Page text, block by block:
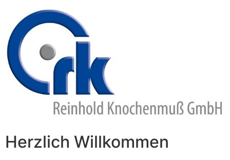
Inhalt
springen
Herzlich Willkommen